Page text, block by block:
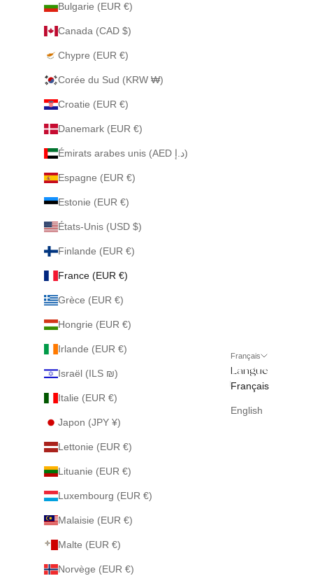
Bulgarie (EUR €)
Canada (CAD $)
Chypre (EUR €)
Corée du Sud (KRW ₩)
Croatie (EUR €)
Danemark (EUR €)
Émirats arabes unis (AED د.إ)
Espagne (EUR €)
Estonie (EUR €)
États-Unis (USD $)
Finlande (EUR €)
France (EUR €)
Grèce (EUR €)
Hongrie (EUR €)
Irlande (EUR €)
Israël (ILS ₪)
Italie (EUR €)
Japon (JPY ¥)
Lettonie (EUR €)
Lituanie (EUR €)
Luxembourg (EUR €)
Malaisie (EUR €)
Malte (EUR €)
Norvège (EUR €)
Français
Langue
Français
English